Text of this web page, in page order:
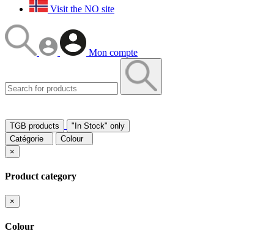
Visit the NO site
Mon compte
TGB products
"In Stock" only
Catégorie
Colour
×
Product category
×
Colour